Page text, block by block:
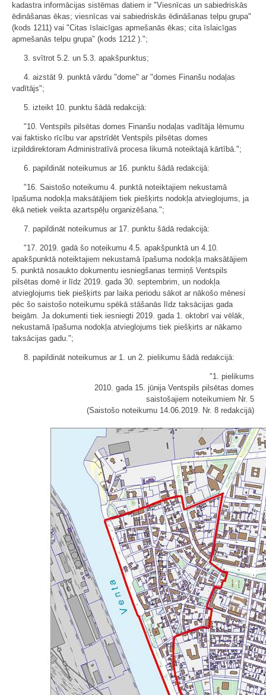
kadastra informācijas sistēmas datiem ir "Viesnīcas un sabiedriskās
ēdināšanas ēkas; viesnīcas vai sabiedriskās ēdināšanas telpu grupa"
(kods 1211) vai "Citas īslaicīgas apmešanās ēkas; cita īslaicīgas
apmešanās telpu grupa" (kods 1212 ).";
3. svītrot 5.2. un 5.3. apakšpunktus;
4. aizstāt 9. punktā vārdu "dome" ar "domes Finanšu nodaļas
vadītājs";
5. izteikt 10. punktu šādā redakcijā:
"10. Ventspils pilsētas domes Finanšu nodaļas vadītāja lēmumu
vai faktisko rīcību var apstrīdēt Ventspils pilsētas domes
izpilddirektoram Administratīvā procesa likumā noteiktajā kārtībā.";
6. papildināt noteikumus ar 16. punktu šādā redakcijā:
"16. Saistošo noteikumu 4. punktā noteiktajiem nekustamā
īpašuma nodokļa maksātājiem tiek piešķirts nodokļa atvieglojums, ja
ēkā netiek veikta azartspēļu organizēšana.";
7. papildināt noteikumus ar 17. punktu šādā redakcijā:
"17. 2019. gadā šo noteikumu 4.5. apakšpunktā un 4.10.
apakšpunktā noteiktajiem nekustamā īpašuma nodokļa maksātājiem
5. punktā nosaukto dokumentu iesniegšanas termiņš Ventspils
pilsētas domē ir līdz 2019. gada 30. septembrim, un nodokļa
atvieglojums tiek piešķirts par laika periodu sākot ar nākošo mēnesi
pēc šo saistošo noteikumu spēkā stāšanās līdz taksācijas gada
beigām. Ja dokumenti tiek iesniegti 2019. gada 1. oktobrī vai vēlāk,
nekustamā īpašuma nodokļa atvieglojums tiek piešķirts ar nākamo
taksācijas gadu.";
8. papildināt noteikumus ar 1. un 2. pielikumu šādā redakcijā:
"1. pielikums
2010. gada 15. jūnija Ventspils pilsētas domes
saistošajiem noteikumiem Nr. 5
(Saistošo noteikumu 14.06.2019. Nr. 8 redakcijā)